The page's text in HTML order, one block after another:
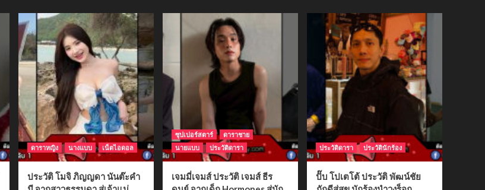
ดาราหญิง นางแบบ เน็ตไอดอล
ประวัติ โมจิ ภิญญดา นันต๊ะคำ
ซุปเปอร์สตาร์
ดาราชาย
นายแบบ
ประวัติดารา
เจมมี่เจมส์ ประวัติ เจมส์ ธีร
ประวัติดารา ประวัตินักร้อง
ปั๊บ โปเตโต้ ประวัติ พัฒน์ชัย